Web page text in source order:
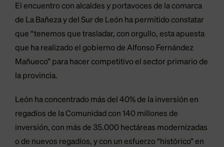
El encuentro con alcaldes y portavoces de la comarca
de La Bañeza y del Sur de León ha permitido constatar
que “tenemos que trasladar, con orgullo, esta apuesta
que ha realizado el gobierno de Alfonso Fernández
Mañueco” para hacer competitivo el sector primario de
la provincia.
León ha concentrado más del 40% de la inversión en
regadíos de la Comunidad con 140 millones de
inversión, con más de 35.000 hectáreas modernizadas
o de nuevos regadíos, y con un esfuerzo “histórico” en